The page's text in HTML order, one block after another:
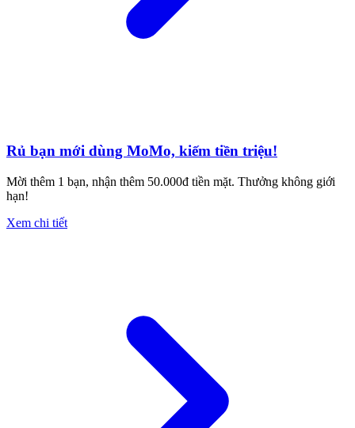
Rủ bạn mới dùng MoMo, kiếm tiền triệu!
Mời thêm 1 bạn, nhận thêm 50.000đ tiền mặt. Thưởng không giới
hạn!
Xem chi tiết